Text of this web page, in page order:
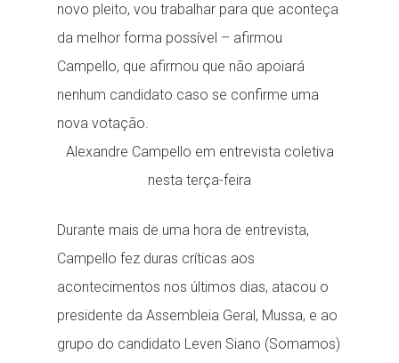
novo pleito, vou trabalhar para que aconteça
da melhor forma possível – afirmou
Campello, que afirmou que não apoiará
nenhum candidato caso se confirme uma
nova votação.
Alexandre Campello em entrevista coletiva
nesta terça-feira
Durante mais de uma hora de entrevista,
Campello fez duras críticas aos
acontecimentos nos últimos dias, atacou o
presidente da Assembleia Geral, Mussa, e ao
grupo do candidato Leven Siano (Somamos)